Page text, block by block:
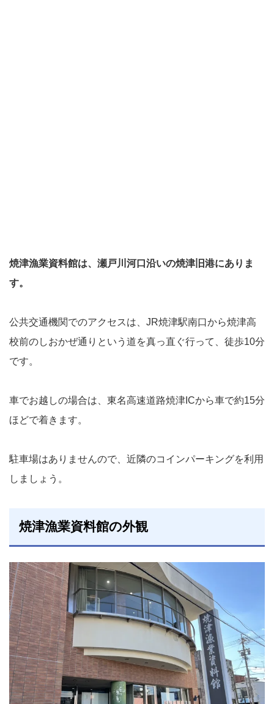
焼津漁業資料館は、瀬戸川河口沿いの焼津旧港にありま
す。
公共交通機関でのアクセスは、JR焼津駅南口から焼津高
校前のしおかぜ通りという道を真っ直ぐ行って、徒歩10分
です。
車でお越しの場合は、東名高速道路焼津ICから車で約15分
ほどで着きます。
駐車場はありませんので、近隣のコインパーキングを利用
しましょう。
焼津漁業資料館の外観